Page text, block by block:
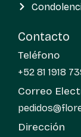
Contacto
Teléfono
+52 81 1918
Correo
Dirección